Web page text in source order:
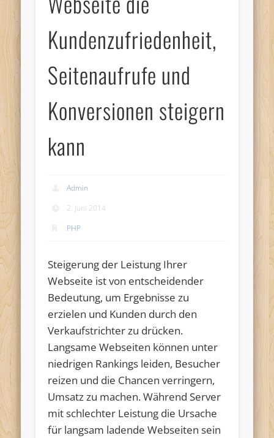
Kundenzufriedenheit,
Seitenaufrufe und
Konversionen steigern
kann
Admin
2. Juni 2014
PHP
Steigerung der Leistung Ihrer
Webseite ist von entscheidender
Bedeutung, um Ergebnisse zu
erzielen und Kunden durch den
Verkaufstrichter zu drücken.
Langsame Webseiten können unter
niedrigen Rankings leiden, Besucher
reizen und die Chancen verringern,
Umsatz zu machen. Während Server
mit schlechter Leistung die Ursache
für langsam ladende Webseiten sein